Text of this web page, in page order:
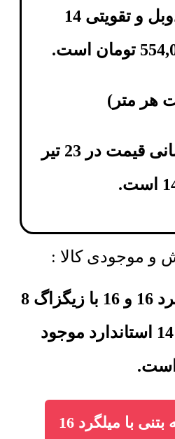
زیگزاگ 8 دوبل و تقویتی 14
تومان است.
هر متر)
آخرین بروزرسانی قیمت در 23 تیر
موجودی کالا :
تیرچه بتنی با میلگرد 16 و 16 با زیگزاگ 8
دوبل و تقویتی 14 استاندارد موجود
است.
افزودن تیرچه بتنی با میلگرد 16